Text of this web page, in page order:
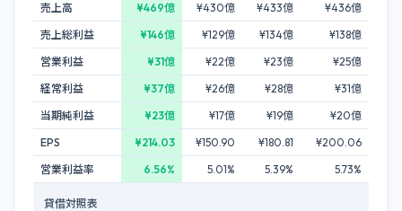
売上高 ¥469億 ¥430億 ¥433億
¥436億
売上総利益
¥146億 ¥129億 ¥134億
¥138億
営業利益
¥31億 ¥22億 ¥23億
¥25億
経常利益
¥37億 ¥26億 ¥28億
¥31億
当期純利益
¥23億 ¥17億 ¥19億
¥20億
EPS
¥214.03 ¥150.90 ¥180.81
¥200.06
営業利益率
6.56% 5.01% 5.39% 5.73%
貸借対照表